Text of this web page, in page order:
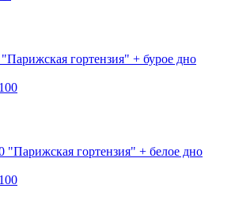
гортензия" + бурое дно
"Парижская гортензия" + белое дно